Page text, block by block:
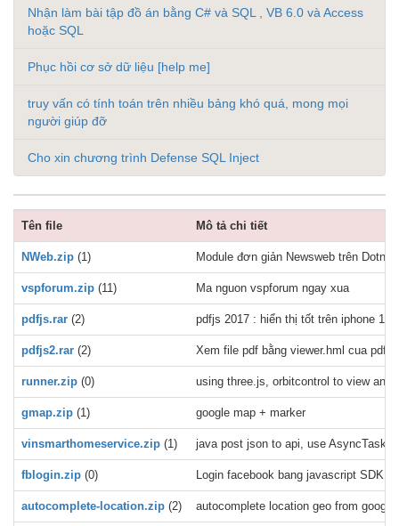
Nhận làm bài tập đồ án bằng C# và SQL , VB 6.0 và Access
hoặc SQL
Phục hồi cơ sở dữ liệu [help me]
truy vấn có tính toán trên nhiều bảng khó quá, mong mọi
người giúp đỡ
Cho xin chương trình Defense SQL Inject
Tên file Mô tả chi tiết
NWeb.zip (1) Module đơn giản Newsweb trên
vspforum.zip (11) Ma nguon vspforum ngay xua
pdfjs.rar (2) pdfjs 2017 : hiển thị tốt trên iphone
pdfjs2.rar (2) Xem file pdf bằng viewer.hml cua
runner.zip (0) using three.js, orbitcontrol to view an
gmap.zip (1) google map + marker
vinsmarthomeservice.zip (1) java post json to api, use AsyncTask,
fblogin.zip (0) Login facebook bang javascript SDK
autocomplete-location.zip (2) autocomplete location geo from